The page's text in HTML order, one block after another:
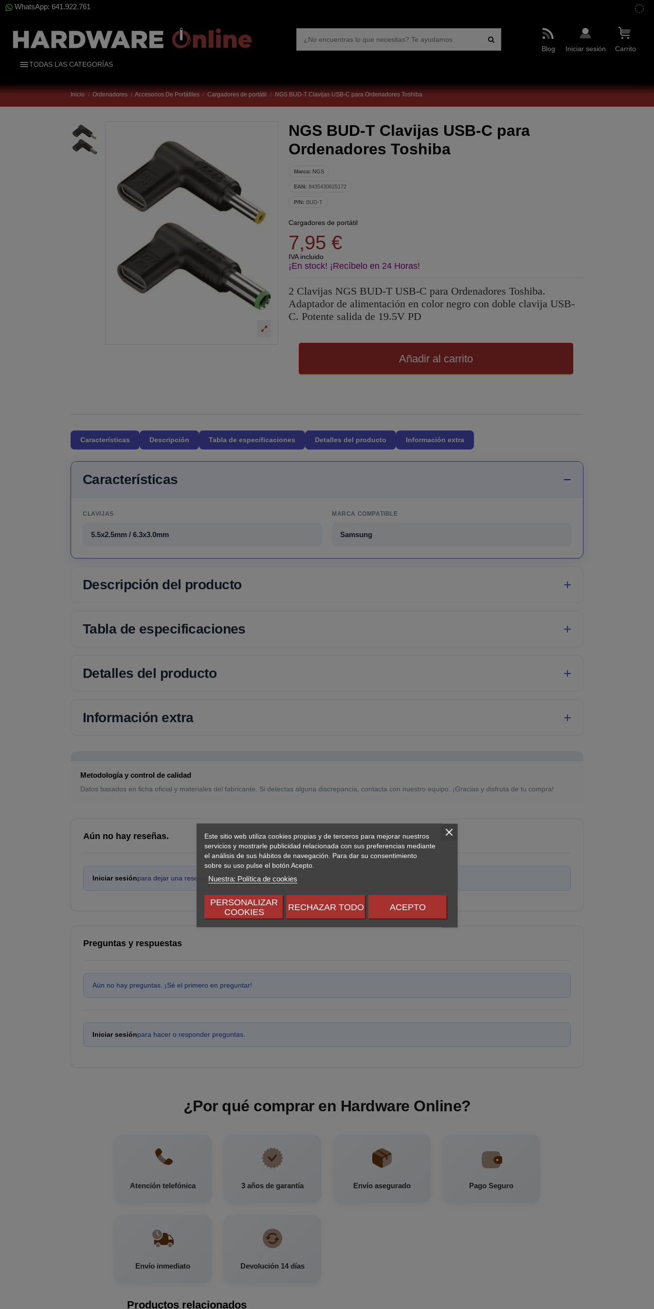
WhatsApp: 641.922.761
Blog Iniciar sesión Carrito
Este sitio web utiliza cookies propias y de terceros para mejorar nuestros
servicios y mostrarle publicidad relacionada con sus preferencias mediante
el análisis de sus hábitos de navegación. Para dar su consentimiento
sobre su uso pulse el botón Acepto.
Nuestra: Política de cookies
PERSONALIZAR
COOKIES
RECHAZAR TODO ACEPTO
TODAS LAS CATEGORÍAS
Inicio Ordenadores Accesorios De Portátiles Cargadores de portátil NGS BUD-T Clavijas USB-C para Ordenadores Toshiba
NGS BUD-T Clavijas USB-C para
Ordenadores Toshiba
Marca: NGS
EAN: 8435430625172
P/N: BUD-T
Cargadores de portátil
7,95 €
IVA incluido
¡En stock! ¡Recíbelo en 24 Horas!
2 Clavijas NGS BUD-T USB-C para Ordenadores Toshiba.
Adaptador de alimentación en color negro con doble clavija USB-
C. Potente salida de 19.5V PD
Añadir al carrito
Características Descripción Tabla de especificaciones Detalles del producto Información extra
Características
CLAVIJAS
5.5x2.5mm / 6.3x3.0mm
MARCA COMPATIBLE
Samsung
Descripción del producto
Tabla de especificaciones
Detalles del producto
Información extra
Metodología y control de calidad
Datos basados en ficha oficial y materiales del fabricante. Si detectas alguna discrepancia, contacta con nuestro equipo. ¡Gracias y disfruta de tu compra!
Aún no hay reseñas.
Iniciar sesiónpara dejar una reseña.
Preguntas y respuestas
Aún no hay preguntas. ¡Sé el primero en preguntar!
Iniciar sesiónpara hacer o responder preguntas.
¿Por qué comprar en Hardware Online?
Atención telefónica 3 años de garantía Envío asegurado Pago Seguro
Envío inmediato Devolución 14 días
Productos relacionados